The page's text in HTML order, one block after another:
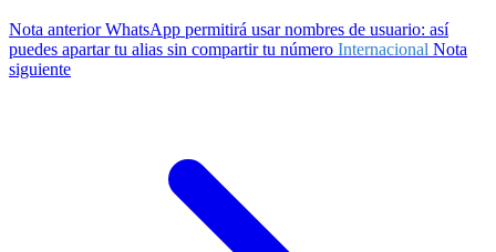
Nota anteriorWhatsApp permitirá usar nombres de usuario: así
puedes apartar tu alias sin compartir tu número Internacional Nota
siguiente